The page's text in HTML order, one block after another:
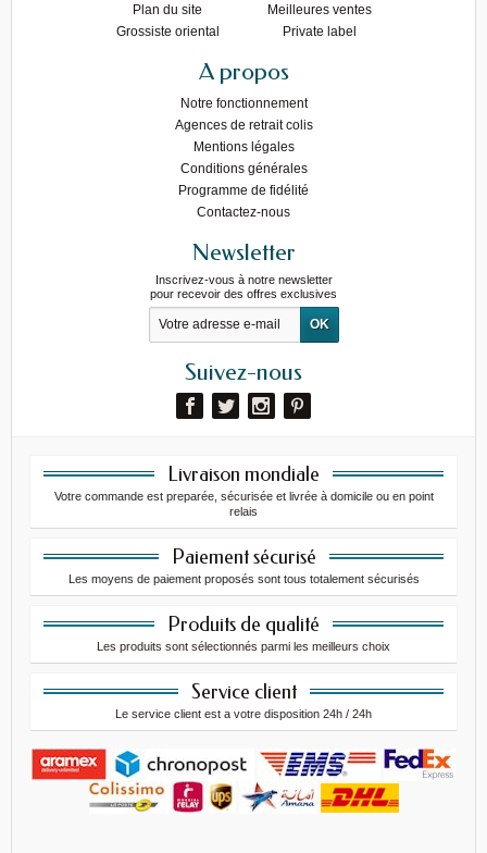
Plan du site
Grossiste oriental
Meilleures ventes
Private label
A propos
Notre fonctionnement
Agences de retrait colis
Mentions légales
Conditions générales
Programme de fidélité
Contactez-nous
Newsletter
Inscrivez-vous à notre newsletter
pour recevoir des offres exclusives
Suivez-nous
Livraison mondiale
Votre commande est preparée, sécurisée et livrée à domicile ou en point
relais
Paiement sécurisé
Les moyens de paiement proposés sont tous totalement sécurisés
Produits de qualité
Les produits sont sélectionnés parmi les meilleurs choix
Service client
Le service client est a votre disposition 24h / 24h